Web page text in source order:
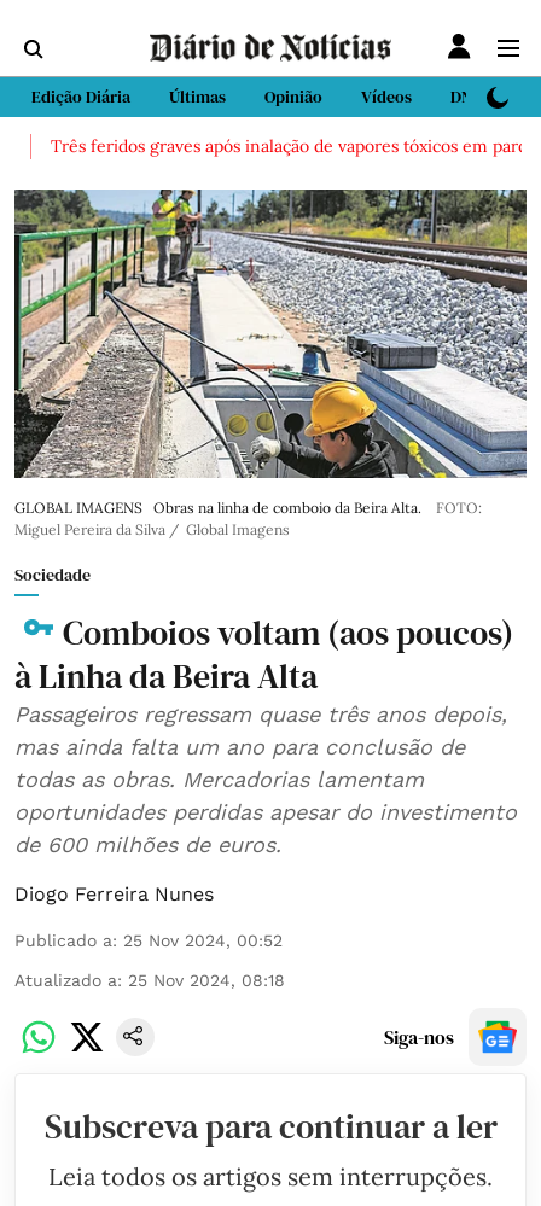
Edição Diária Últimas Opinião Vídeos DN Sport
Três feridos graves após inalação de vapores tóxicos em
GLOBAL IMAGENS Obras na linha de comboio da Beira Alta.
FOTO:
Miguel Pereira da Silva / Global Imagens
Sociedade
Comboios voltam (aos poucos)
à Linha da Beira Alta
Passageiros regressam quase três anos depois,
mas ainda falta um ano para conclusão de
todas as obras. Mercadorias lamentam
oportunidades perdidas apesar do investimento
de 600 milhões de euros.
Diogo Ferreira Nunes
Publicado a: 25 Nov 2024, 00:52
Atualizado a: 25 Nov 2024, 08:18
Siga-nos
Subscreva para continuar a ler
Leia todos os artigos sem interrupções.